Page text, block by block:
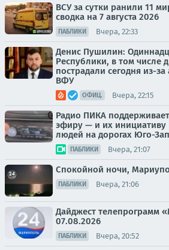
ВСУ за сутки ранили 11
сводка на 7 августа 2026
ПАБЛИКИ Вчера, 22:33
Денис Пушилин:
Республики, в том числе
пострадали сегодня из-
ВФУ
ОФИЦ. Вчера, 22:15
Радио ПИКА
эфиру — и их
людей на дорогах Юго-
ПАБЛИКИ Вчера, 21:07
Спокойной ночи,
ПАБЛИКИ Вчера, 21:06
Дайджест телепрограмм
07.08.2026
ПАБЛИКИ Вчера, 20:52